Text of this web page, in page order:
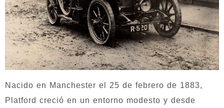
Nacido en Manchester el 25 de febrero de 1883,
Platford creció en un entorno modesto y desde